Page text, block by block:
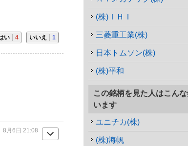
い 4 いいえ 1
8月6日 21:08
(株)ＩＨＩ
三菱重工業(株)
日本トムソン(株)
(株)平和
この銘柄を見た人はこん
います
ユニチカ(株)
(株)海帆